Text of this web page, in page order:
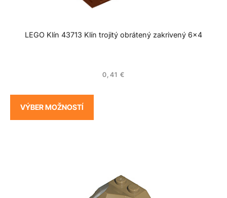
LEGO Klín 43713 Klín trojitý obrátený zakrivený 6×4
0,41 €
VÝBER MOŽNOSTÍ